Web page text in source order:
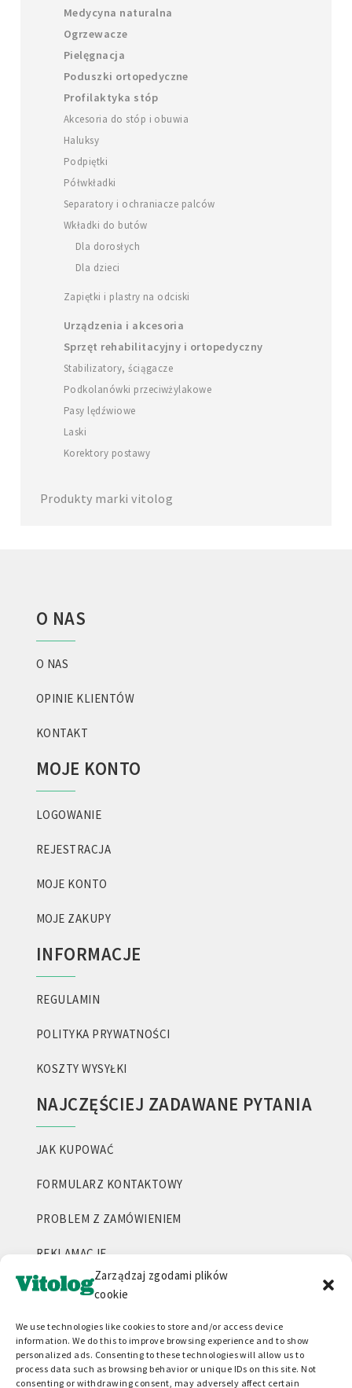
Zarządzaj zgodami plików
cookie
We use technologies like cookies to store and/or access device
information. We do this to improve browsing experience and to show
personalized ads. Consenting to these technologies will allow us to
process data such as browsing behavior or unique IDs on this site. Not
consenting or withdrawing consent, may adversely affect certain
Medycyna naturalna
Ogrzewacze
Pielęgnacja
Poduszki ortopedyczne
Profilaktyka stóp
Akcesoria do stóp i obuwia
Haluksy
Podpiętki
Półwkładki
Separatory i ochraniacze palców
Wkładki do butów
Dla dorosłych
Dla dzieci
Zapiętki i plastry na odciski
Urządzenia i akcesoria
Sprzęt rehabilitacyjny i ortopedyczny
Stabilizatory, ściągacze
Podkolanówki przeciwżylakowe
Pasy lędźwiowe
Laski
Korektory postawy
Produkty marki vitolog
O NAS
O NAS
OPINIE KLIENTÓW
KONTAKT
MOJE KONTO
LOGOWANIE
REJESTRACJA
MOJE KONTO
MOJE ZAKUPY
INFORMACJE
REGULAMIN
POLITYKA PRYWATNOŚCI
KOSZTY WYSYŁKI
NAJCZĘŚCIEJ ZADAWANE PYTANIA
JAK KUPOWAĆ
FORMULARZ KONTAKTOWY
PROBLEM Z ZAMÓWIENIEM
REKLAMACJE
ŚLEDZENIE PRZESYŁEK
USZKODZONA WYSYŁKA
WSPÓŁPRACA I WYCENA HURTOWA